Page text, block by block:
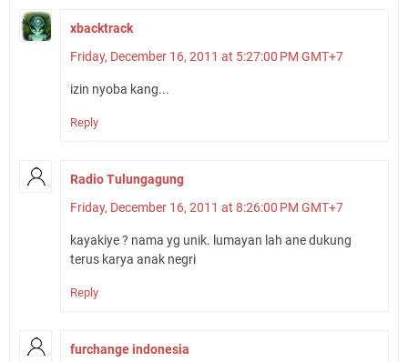
xbacktrack
Friday, December 16, 2011 at 5:27:00 PM GMT+7
izin nyoba kang...
Reply
Radio Tulungagung
Friday, December 16, 2011 at 8:26:00 PM GMT+7
kayakiye ? nama yg unik. lumayan lah ane dukung
terus karya anak negri
Reply
furchange indonesia